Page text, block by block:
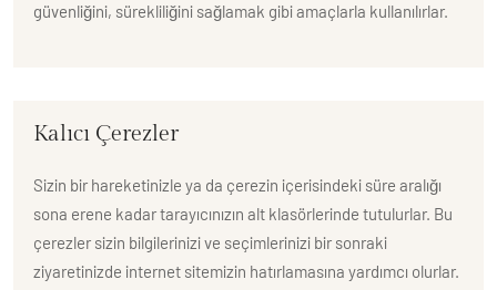
güvenliğini, sürekliliğini sağlamak gibi amaçlarla kullanılırlar.
Kalıcı Çerezler
Sizin bir hareketinizle ya da çerezin içerisindeki süre aralığı
sona erene kadar tarayıcınızın alt klasörlerinde tutulurlar. Bu
çerezler sizin bilgilerinizi ve seçimlerinizi bir sonraki
ziyaretinizde internet sitemizin hatırlamasına yardımcı olurlar.